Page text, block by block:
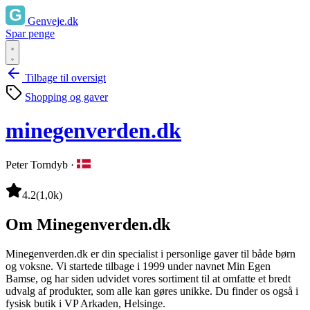
Genveje.dk
Spar penge
Tilbage til oversigt
Shopping og gaver
minegenverden.dk
Peter Torndyb ·
4.2(1,0k)
Om Minegenverden.dk
Minegenverden.dk er din specialist i personlige gaver til både børn
og voksne. Vi startede tilbage i 1999 under navnet Min Egen
Bamse, og har siden udvidet vores sortiment til at omfatte et bredt
udvalg af produkter, som alle kan gøres unikke. Du finder os også i
fysisk butik i VP Arkaden, Helsinge.